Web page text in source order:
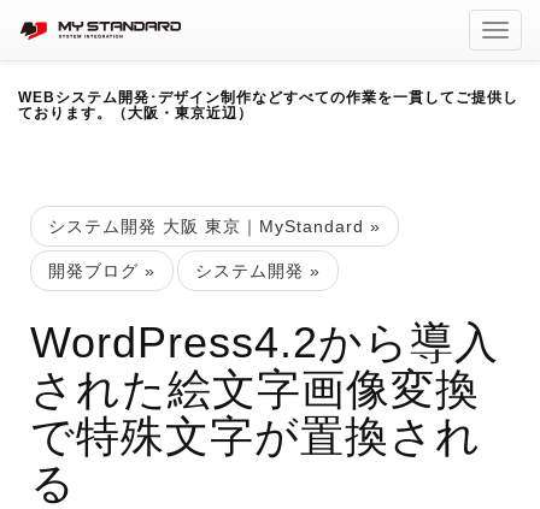
WEBシステム開発･デザイン制作などすべての作業を一貫してご提供し
ております。（大阪・東京近辺）
システム開発 大阪 東京｜MyStandard »
開発ブログ » システム開発 »
WordPress4.2から導入
された絵文字画像変換
で特殊文字が置換され
る